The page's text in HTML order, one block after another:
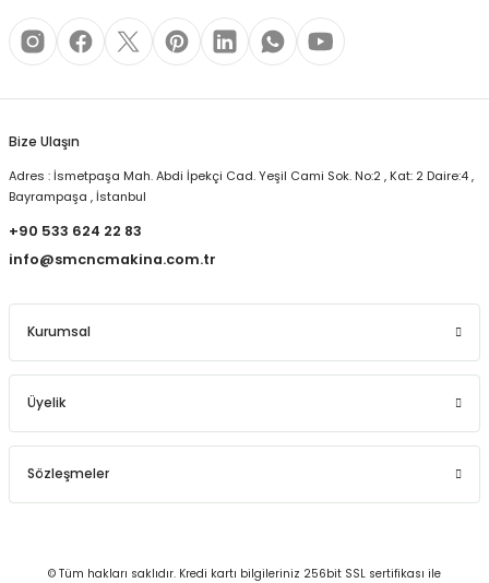
Bize Ulaşın
Adres : İsmetpaşa Mah. Abdi İpekçi Cad. Yeşil Cami Sok. No:2 , Kat: 2 Daire:4 ,
Bayrampaşa , İstanbul
+90 533 624 22 83
info@smcncmakina.com.tr
Kurumsal
Üyelik
Sözleşmeler
© Tüm hakları saklıdır. Kredi kartı bilgileriniz 256bit SSL sertifikası ile